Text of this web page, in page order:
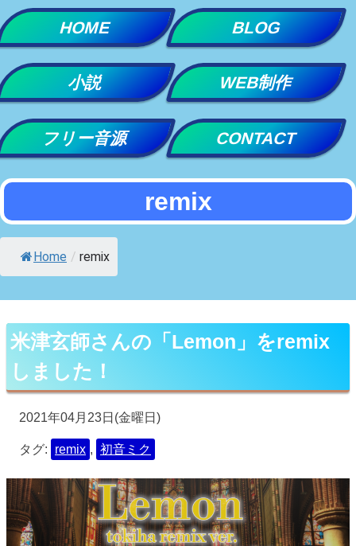
Skip
to
content
HOME BLOG
小説 WEB制作
フリー音源 CONTACT
remix
Home / remix
米津玄師さんの「Lemon」をremix
しました！
2021年04月23日(金曜日)
タグ: remix , 初音ミク